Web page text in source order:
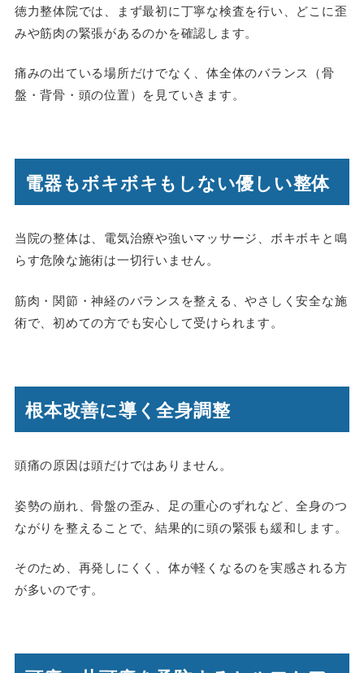
徳力整体院では、まず最初に丁寧な検査を行い、どこに歪
みや筋肉の緊張があるのかを確認します。
痛みの出ている場所だけでなく、体全体のバランス（骨
盤・背骨・頭の位置）を見ていきます。
電器もボキボキもしない優しい整体
当院の整体は、電気治療や強いマッサージ、ボキボキと鳴
らす危険な施術は一切行いません。
筋肉・関節・神経のバランスを整える、やさしく安全な施
術で、初めての方でも安心して受けられます。
根本改善に導く全身調整
頭痛の原因は頭だけではありません。
姿勢の崩れ、骨盤の歪み、足の重心のずれなど、全身のつ
ながりを整えることで、結果的に頭の緊張も緩和します。
そのため、再発しにくく、体が軽くなるのを実感される方
が多いのです。